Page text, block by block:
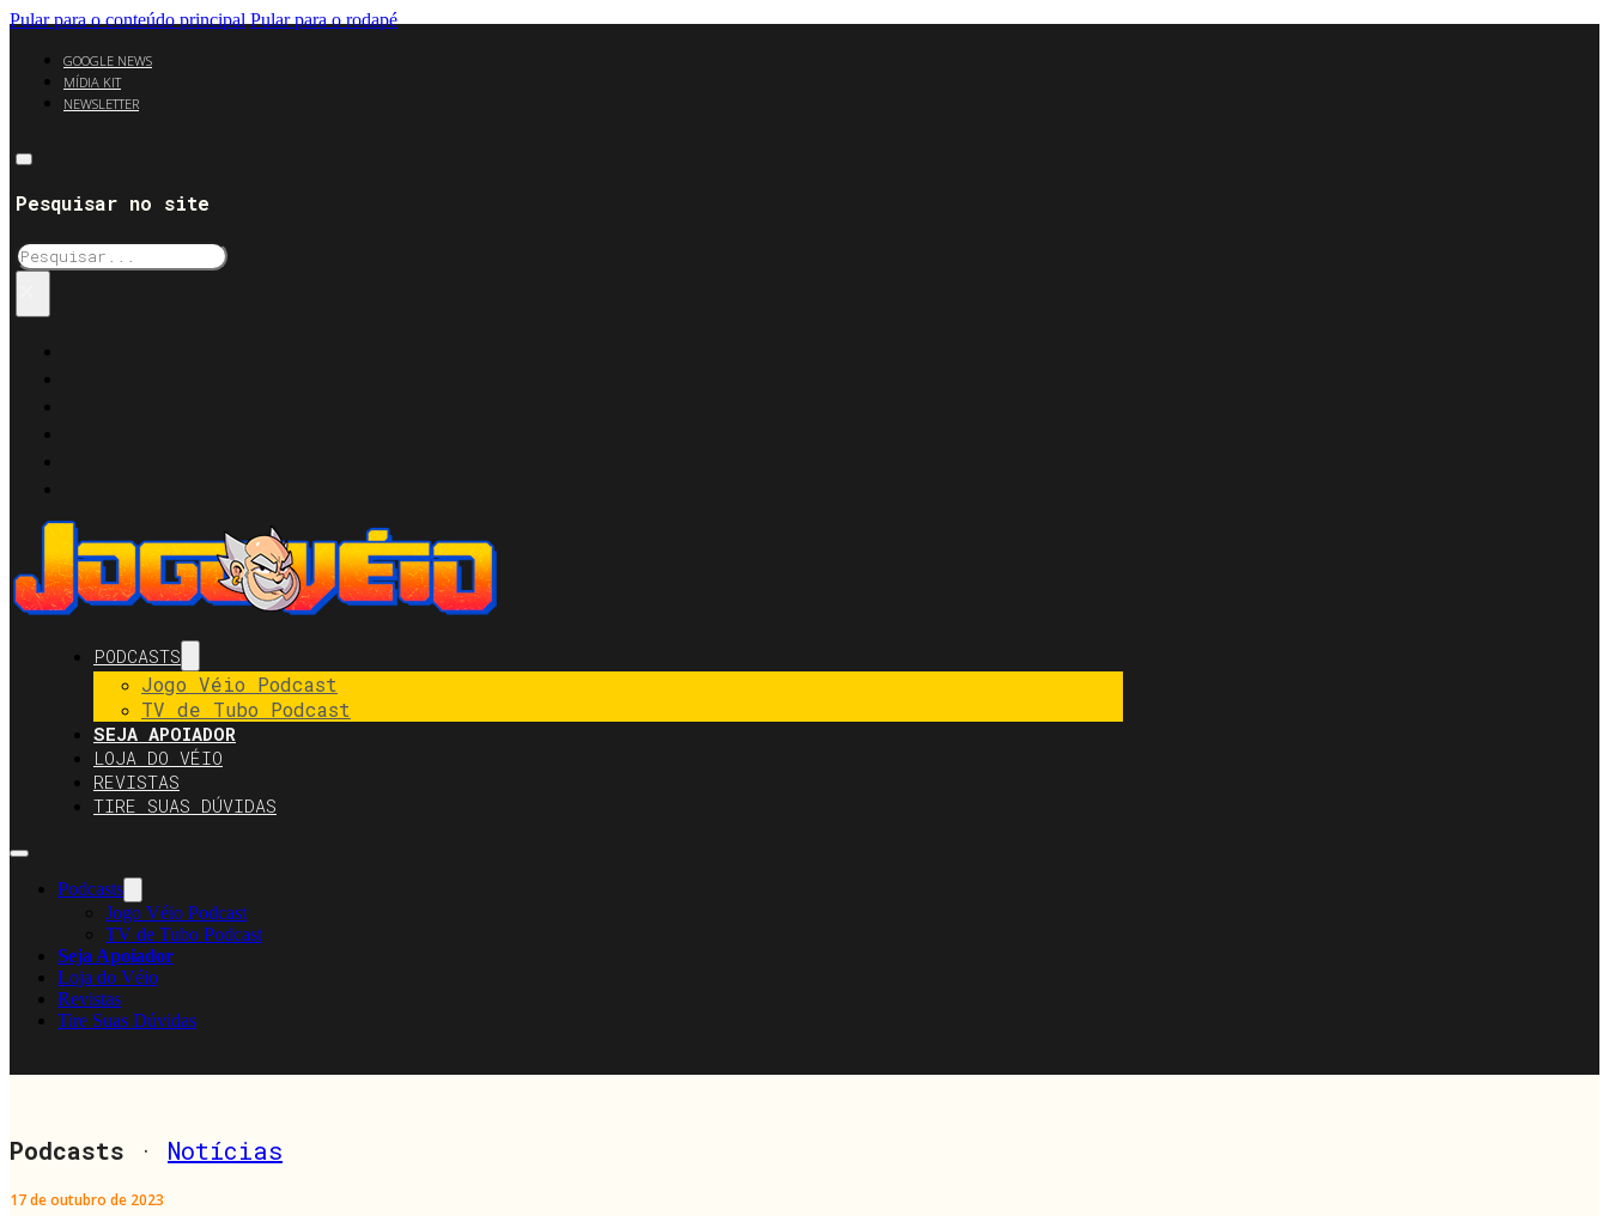
Pular para o conteúdo principal Pular para o rodapé
GOOGLE NEWS
MÍDIA KIT
NEWSLETTER
Pesquisar no site
Pesquisar
PODCASTS
Jogo Véio Podcast
TV de Tubo Podcast
SEJA APOIADOR
LOJA DO VÉIO
REVISTAS
TIRE SUAS DÚVIDAS
Podcasts
Jogo Véio Podcast
TV de Tubo Podcast
Seja Apoiador
Loja do Véio
Revistas
Tire Suas Dúvidas
Podcasts · Notícias
17 de outubro de 2023